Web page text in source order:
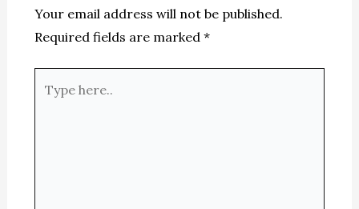
Your email address will not be published.
Required fields are marked *
here..